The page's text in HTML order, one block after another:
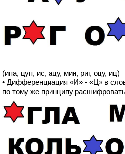
(ипа, цуп, ис, ацу, мин, риг, оцу, иц)
• Дифференциация «И» - «Ц» в
по тому же принципу